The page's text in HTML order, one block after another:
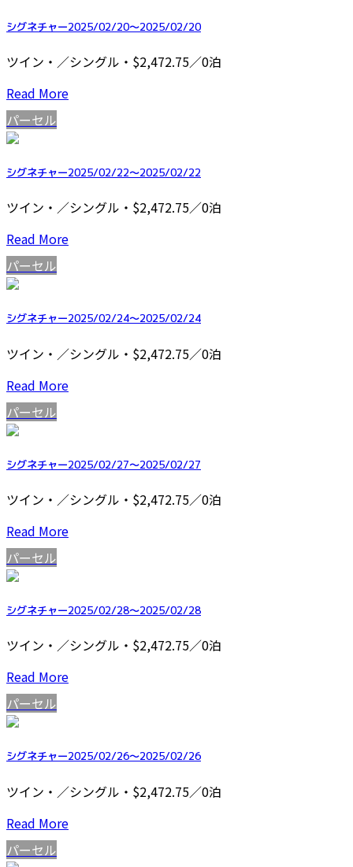
シグネチャー2025/02/20～2025/02/20
ツイン・／シングル・$2,472.75／0泊
Read More
パーセル
シグネチャー2025/02/22～2025/02/22
ツイン・／シングル・$2,472.75／0泊
Read More
パーセル
シグネチャー2025/02/24～2025/02/24
ツイン・／シングル・$2,472.75／0泊
Read More
パーセル
シグネチャー2025/02/27～2025/02/27
ツイン・／シングル・$2,472.75／0泊
Read More
パーセル
シグネチャー2025/02/28～2025/02/28
ツイン・／シングル・$2,472.75／0泊
Read More
パーセル
シグネチャー2025/02/26～2025/02/26
ツイン・／シングル・$2,472.75／0泊
Read More
パーセル